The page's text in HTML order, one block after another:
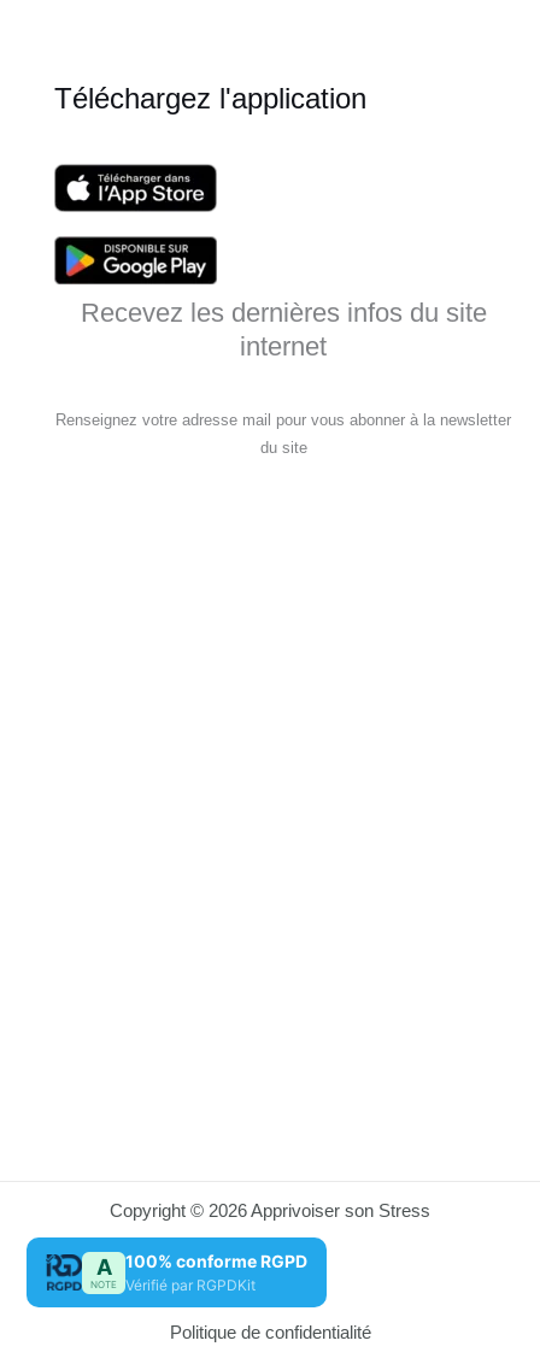
Téléchargez l'application
Recevez les dernières infos du site
internet
Renseignez votre adresse mail pour vous abonner à la newsletter
du site
Copyright © 2026 Apprivoiser son Stress
A
NOTE
100% conforme RGPD
Vérifié par RGPDKit
Politique de confidentialité